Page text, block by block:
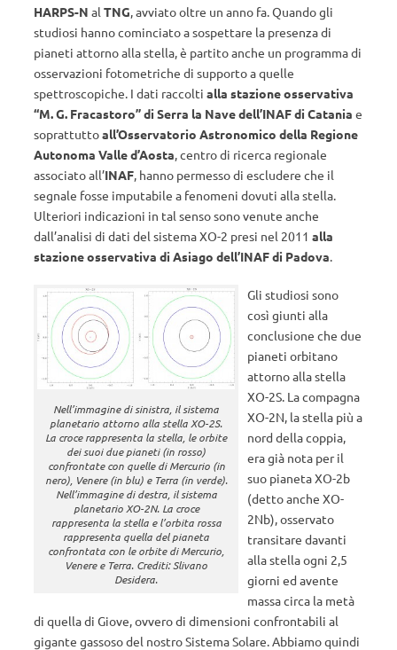
HARPS-N al TNG, avviato oltre un anno fa. Quando gli
studiosi hanno cominciato a sospettare la presenza di
pianeti attorno alla stella, è partito anche un programma di
osservazioni fotometriche di supporto a quelle
spettroscopiche. I dati raccolti alla stazione osservativa
“M. G. Fracastoro” di Serra la Navedell’INAF di Catania e
soprattuttoall’Osservatorio Astronomico della Regione
Autonoma Valle d’Aosta, centro di ricerca regionale
associato all’INAF, hanno permesso di escludere che il
segnale fosse imputabile a fenomeni dovuti alla stella.
Ulteriori indicazioni in tal senso sono venute anche
dall’analisi di dati del sistema XO-2 presi nel 2011 alla
stazione osservativa di Asiago dell’INAF di Padova.
Nell’immagine di sinistra, il sistema
planetario attorno alla stella XO-2S.
La croce rappresenta la stella, le orbite
dei suoi due pianeti (in rosso)
confrontate con quelle di Mercurio (in
nero), Venere (in blu) e Terra (in verde).
Nell’immagine di destra, il sistema
planetario XO-2N. La croce
rappresenta la stella e l’orbita rossa
rappresenta quella del pianeta
confrontata con le orbite di Mercurio,
Venere e Terra. Crediti: Slivano
Desidera.
Gli studiosi sono
così giunti alla
conclusione che due
pianeti orbitano
attorno alla stella
XO-2S. La compagna
XO-2N, la stella più a
nord della coppia,
era già nota per il
suo pianeta XO-2b
(detto anche XO-
2Nb), osservato
transitare davanti
alla stella ogni 2,5
giorni ed avente
massa circa la metà
di quella di Giove, ovvero di dimensioni confrontabili al
gigante gassoso del nostro Sistema Solare. Abbiamo quindi